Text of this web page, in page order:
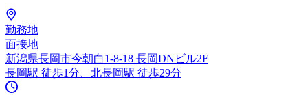
勤務地
面接地
新潟県長岡市今朝白1-8-18 長岡DNビル2F
長岡駅 徒歩1分、北長岡駅 徒歩29分